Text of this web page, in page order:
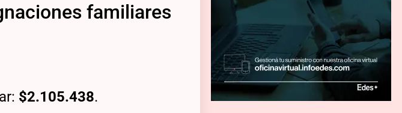
familiares
$2.105.438.